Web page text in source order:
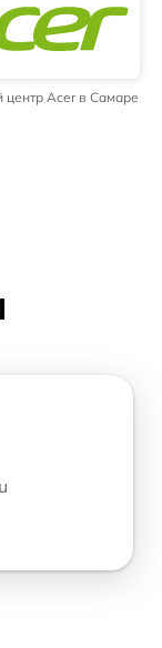
центр Acer в Самаре